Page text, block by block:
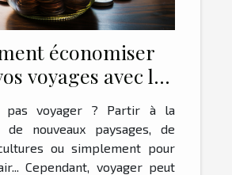
économiser
voyages avec le
pas voyager ? Partir à la
de nouveaux paysages, de
ou simplement pour
Cependant, voyager peut